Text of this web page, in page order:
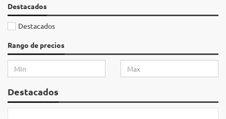
Destacados
Destacados
Rango de precios
Destacados